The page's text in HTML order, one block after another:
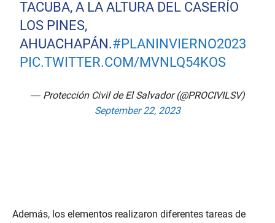
TACUBA, A LA ALTURA DEL CASERÍO
LOS PINES,
AHUACHAPÁN.#PLANINVIERNO2023
PIC.TWITTER.COM/MVNLQ54KOS
— Protección Civil de El Salvador (@PROCIVILSV)
September 22, 2023
Además, los elementos realizaron diferentes tareas de